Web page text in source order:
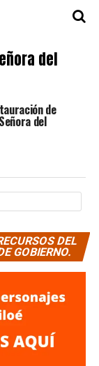
del
de
del
DEL
GOBIERNO.